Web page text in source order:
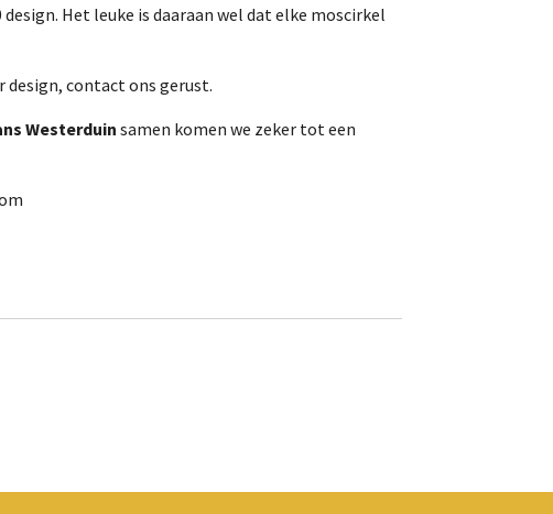
Het leuke is daaraan wel dat elke moscirkel
design, contact ons gerust.
Westerduin samen komen we zeker tot een